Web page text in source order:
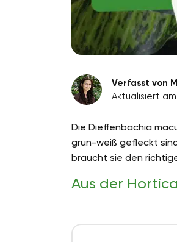
Verfasst von
Aktualisiert
Die Dieffenbachia
grün-weiß gefleckt
braucht sie den
Aus der